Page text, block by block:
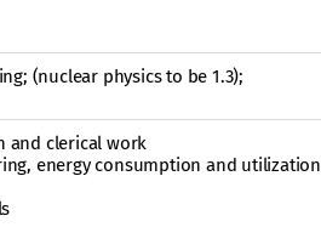
(nuclear physics to be 1.3);
and clerical work
energy consumption and utilization